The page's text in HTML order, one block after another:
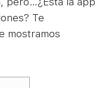
Te
mostramos